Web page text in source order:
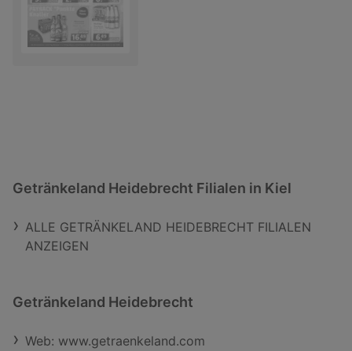
Getränkeland Heidebrecht Filialen in Kiel
ALLE GETRÄNKELAND HEIDEBRECHT FILIALEN
ANZEIGEN
Getränkeland Heidebrecht
Web: www.getraenkeland.com